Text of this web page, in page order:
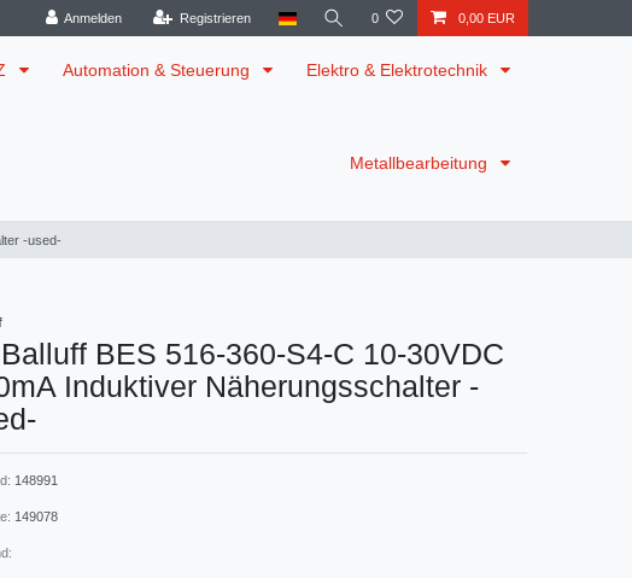
Anmelden Registrieren 0 0,00 EUR
Automation & Steuerung Elektro & Elektrotechnik
Metallbearbeitung
-used-
BES 516-360-S4-C 10-30VDC
Induktiver Näherungsschalter -
148991
149078